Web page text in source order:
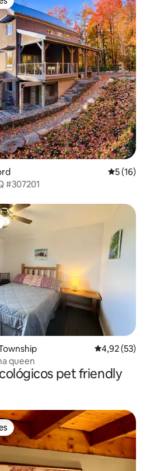
dos hóspedes
5 de uma
5 (16)
#307201
4,92 de uma
4,92 (53)
queen
pet friendly
dos hóspedes